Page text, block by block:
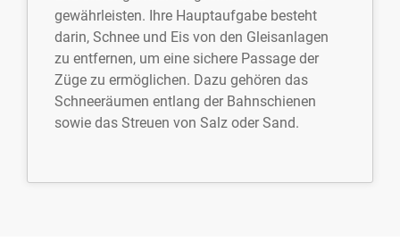
gewährleisten. Ihre Hauptaufgabe besteht
darin, Schnee und Eis von den Gleisanlagen
zu entfernen, um eine sichere Passage der
Züge zu ermöglichen. Dazu gehören das
Schneeräumen entlang der Bahnschienen
sowie das Streuen von Salz oder Sand.